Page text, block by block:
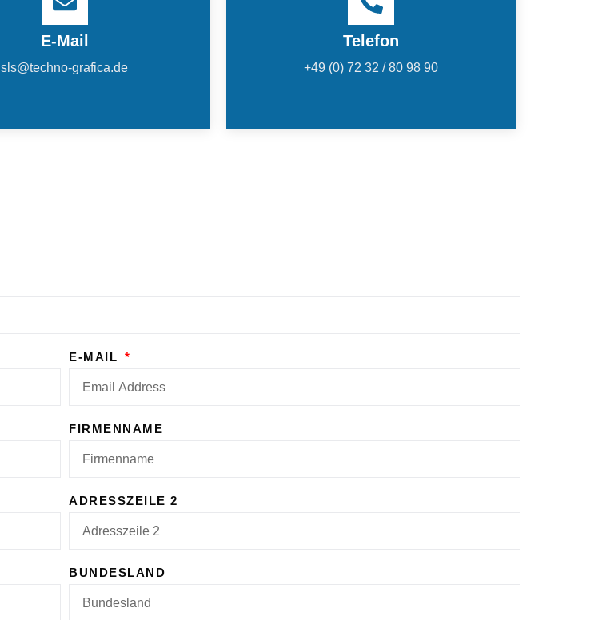
E-Mail
sls@techno-grafica.de
Telefon
+49 (0) 72 32 / 80 98 90
E-MAIL
FIRMENNAME
ADRESSZEILE 2
BUNDESLAND